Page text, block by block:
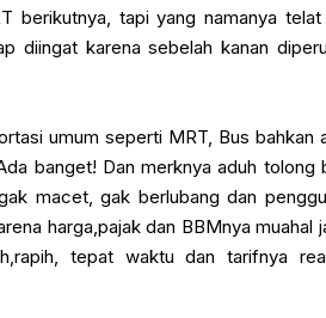
berikutnya, tapi yang namanya
diingat karena sebelah kanan
umum seperti MRT, Bus bahkan
banget! Dan merknya aduh tolong
macet, gak berlubang dan
harga,pajak dan BBMnya muahal
tepat waktu dan tarifnya